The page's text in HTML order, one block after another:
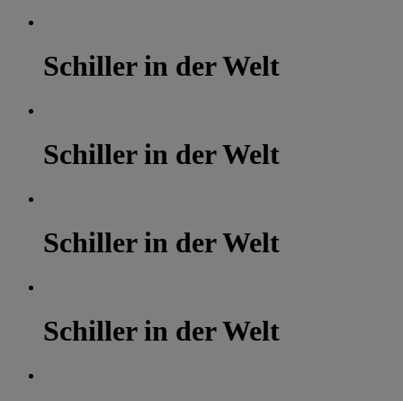
Schiller in der Welt
Schiller in der Welt
Schiller in der Welt
Schiller in der Welt